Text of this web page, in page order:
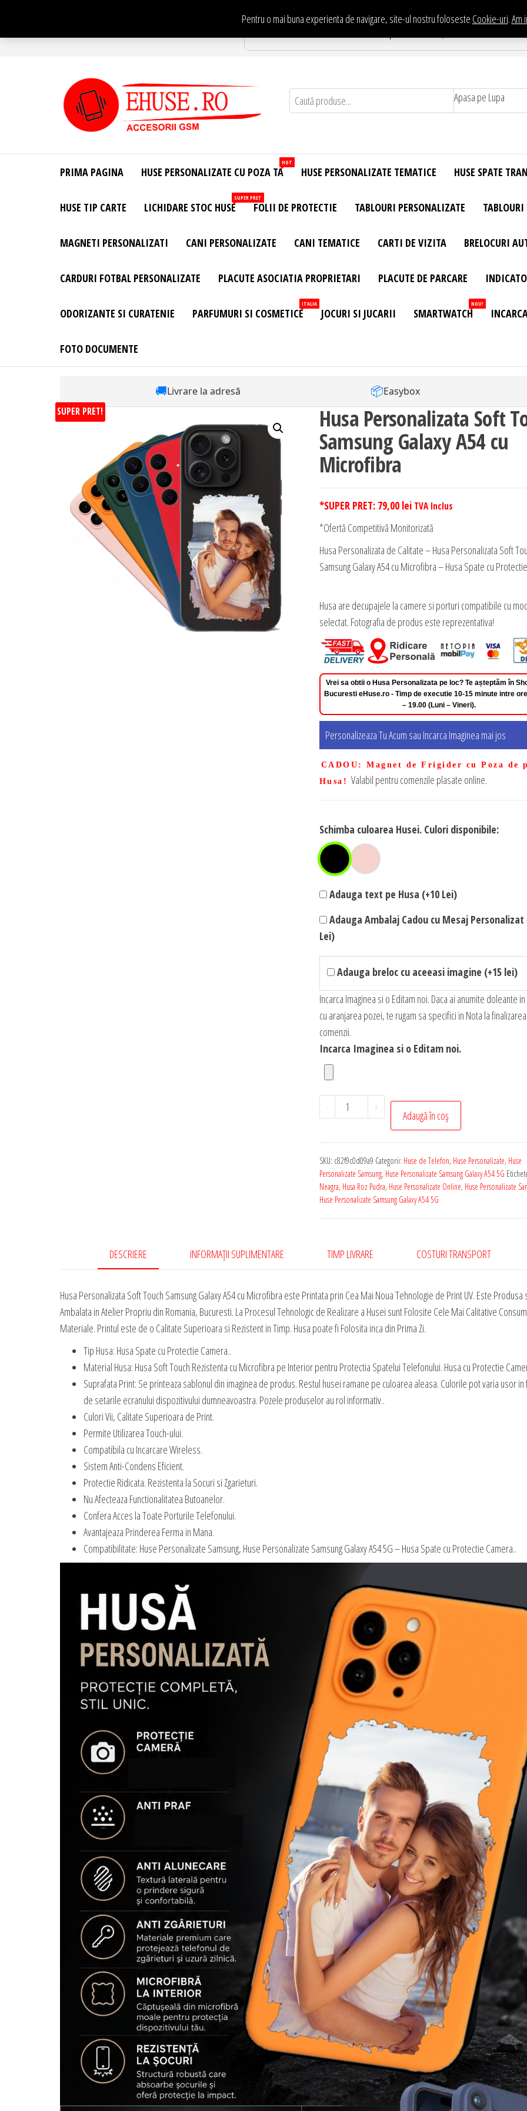
conținut
Pentru o mai buna experienta de navigare, site-ul nostru foloseste Cookie-uri.Am
Te asteptam in Showroom eHuse.ro
Site Oficial .
Huse
Personalizate
Huse
Personalizate
Telefon –
– Accesorii
Apasa pe Lupa
PRIMA PAGINA HUSE PERSONALIZATE CU POZA TA
HOT
HUSE PERSONALIZATE TEMATICE HUSE SPATE
HUSE TIP CARTE LICHIDARE STOC HUSE
SUPER PRET
FOLII DE PROTECTIE TABLOURI PERSONALIZATE TABLOURI
MAGNETI PERSONALIZATI CANI PERSONALIZATE CANI TEMATICE CARTI DE VIZITA BRELOCURI
CARDURI FOTBAL PERSONALIZATE PLACUTE ASOCIATIA PROPRIETARI PLACUTE DE PARCARE
ODORIZANTE SI CURATENIE PARFUMURI SI COSMETICE
ITALIA
JOCURI SI JUCARII SMARTWATCH
NOU!
FOTO DOCUMENTE
🚚Livrare la adresă 📦Easybox
SUPER PRET! Husa Personalizata Soft
Samsung Galaxy A54 cu
Microfibra
*SUPER PRET: 79,00 lei TVA Inclus
*Ofertă Competitivă Monitorizată
Husa Personalizata de Calitate – Husa Personalizata Soft
Samsung Galaxy A54 cu Microfibra – Husa Spate cu
Husa are decupajele la camere si porturi compatibile cu
selectat. Fotografia de produs este reprezentativa!
Vrei sa obtii o Husa Personalizata pe loc? Te așteptăm în
Bucuresti eHuse.ro - Timp de executie 10-15 minute intre
– 19.00 (Luni – Vineri).
Personalizeaza Tu Acum sau Incarca Imaginea mai jos
CADOU : Magnet de Frigider cu Poza de
Husa! Valabil pentru comenzile plasate online.
Schimba culoarea Husei. Culori disponibile:
Adauga text pe Husa (+10 Lei)
Adauga Ambalaj Cadou cu Mesaj Personalizat
Lei)
Adauga breloc cu aceeasi imagine (+15 lei)
Incarca Imaginea si o Editam noi. Daca ai anumite doleante
cu aranjarea pozei, te rugam sa specifici in Nota la finalizarea
comenzii.
Incarca Imaginea si o Editam noi.
-
Cantitate
Husa
Touch
Samsung
Galaxy
Microfibra
+
Adaugă în coș
SKU: c82f9c0d09a9 Categorii: Huse de Telefon, Huse Personalizate, Huse
Personalizate Samsung, Huse Personalizate Samsung Galaxy A54 5G
Neagra, Husa Roz Pudra, Huse Personalizate Online, Huse Personalizate
Huse Personalizate Samsung Galaxy A54 5G
DESCRIERE INFORMAȚII SUPLIMENTARE TIMP LIVRARE COSTURI TRANSPORT
Husa Personalizata Soft Touch Samsung Galaxy A54 cu Microfibra este Printata prin Cea Mai Noua Tehnologie de Print UV. Este Produsa
Ambalata in Atelier Propriu din Romania, Bucuresti. La Procesul Tehnologic de Realizare a Husei sunt Folosite Cele Mai Calitative
Materiale. Printul este de o Calitate Superioara si Rezistent in Timp. Husa poate fi Folosita inca din Prima Zi.
Tip Husa: Husa Spate cu Protectie Camera..
Material Husa: Husa Soft Touch Rezistenta cu Microfibra pe Interior pentru Protectia Spatelui Telefonului. Husa cu Protectie
Suprafata Print: Se printeaza sablonul din imaginea de produs. Restul husei ramane pe culoarea aleasa. Culorile pot varia usor in
de setarile ecranului dispozitivului dumneavoastra. Pozele produselor au rol informativ..
Culori Vii, Calitate Superioara de Print.
Permite Utilizarea Touch-ului.
Compatibila cu Incarcare Wireless.
Sistem Anti-Condens Eficient.
Protectie Ridicata. Rezistenta la Socuri si Zgarieturi.
Nu Afecteaza Functionalitatea Butoanelor.
Confera Acces la Toate Porturile Telefonului.
Avantajeaza Prinderea Ferma in Mana.
Compatibilitate: Huse Personalizate Samsung, Huse Personalizate Samsung Galaxy A54 5G – Husa Spate cu Protectie Camera..